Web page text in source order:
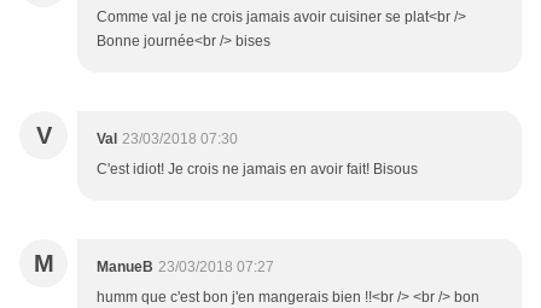
Comme val je ne crois jamais avoir cuisiner se plat<br />
Bonne journée<br /> bises
V Val 23/03/2018 07:30
C'est idiot! Je crois ne jamais en avoir fait! Bisous
M ManueB 23/03/2018 07:27
humm que c'est bon j'en mangerais bien !!<br /> <br /> bon